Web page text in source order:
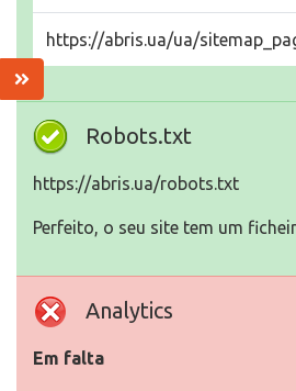
https://abris.ua/ua/
Robots.txt
https://abris.ua/robots.txt
Perfeito, o seu site tem um
Analytics
Em falta